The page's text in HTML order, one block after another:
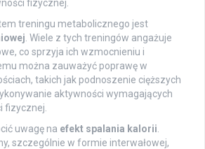
fizycznej.
treningu metabolicznego jest
. Wiele z tych treningów angażuje
co sprzyja ich wzmocnieniu i
można zauważyć poprawę w
takich jak podnoszenie cięższych
aktywności wymagających
fizycznej.
uwagę na efekt spalania kalorii
szczególnie w formie interwałowej,